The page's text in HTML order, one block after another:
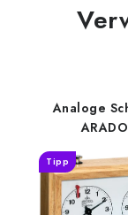
Analoge
Tipp